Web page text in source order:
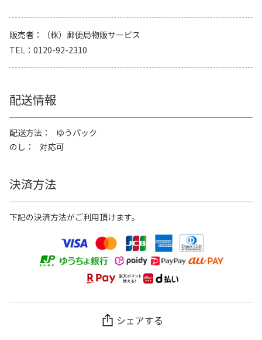
販売者
（株）郵便局物販サービス
TEL
0120-92-2310
配送情報
配送方法
ゆうパック
のし
対応可
決済方法
下記の決済方法がご利用頂けます。
シェアする